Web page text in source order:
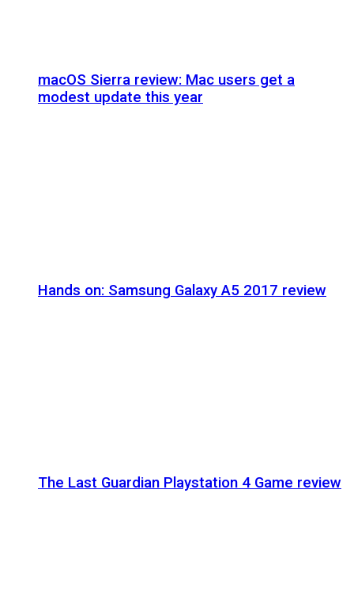
macOS Sierra review: Mac users get a
modest update this year
Hands on: Samsung Galaxy A5 2017 review
The Last Guardian Playstation 4 Game review